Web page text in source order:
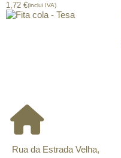
1,72 €(inclui IVA)
Rua da Estrada Velha,